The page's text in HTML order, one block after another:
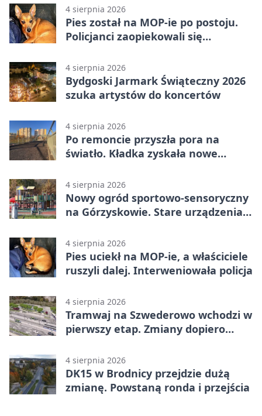
4 sierpnia 2026
Pies został na MOP-ie po postoju.
Policjanci zaopiekowali się
4 sierpnia 2026
Bydgoski Jarmark Świąteczny 2026
szuka artystów do koncertów
4 sierpnia 2026
Po remoncie przyszła pora na
światło. Kładka zyskała nowe
4 sierpnia 2026
Nowy ogród sportowo-sensoryczny
na Górzyskowie. Stare urządzenia
4 sierpnia 2026
Pies uciekł na MOP-ie, a właściciele
ruszyli dalej. Interweniowała policja
4 sierpnia 2026
Tramwaj na Szwederowo wchodzi w
pierwszy etap. Zmiany dopiero
4 sierpnia 2026
DK15 w Brodnicy przejdzie dużą
zmianę. Powstaną ronda i przejścia